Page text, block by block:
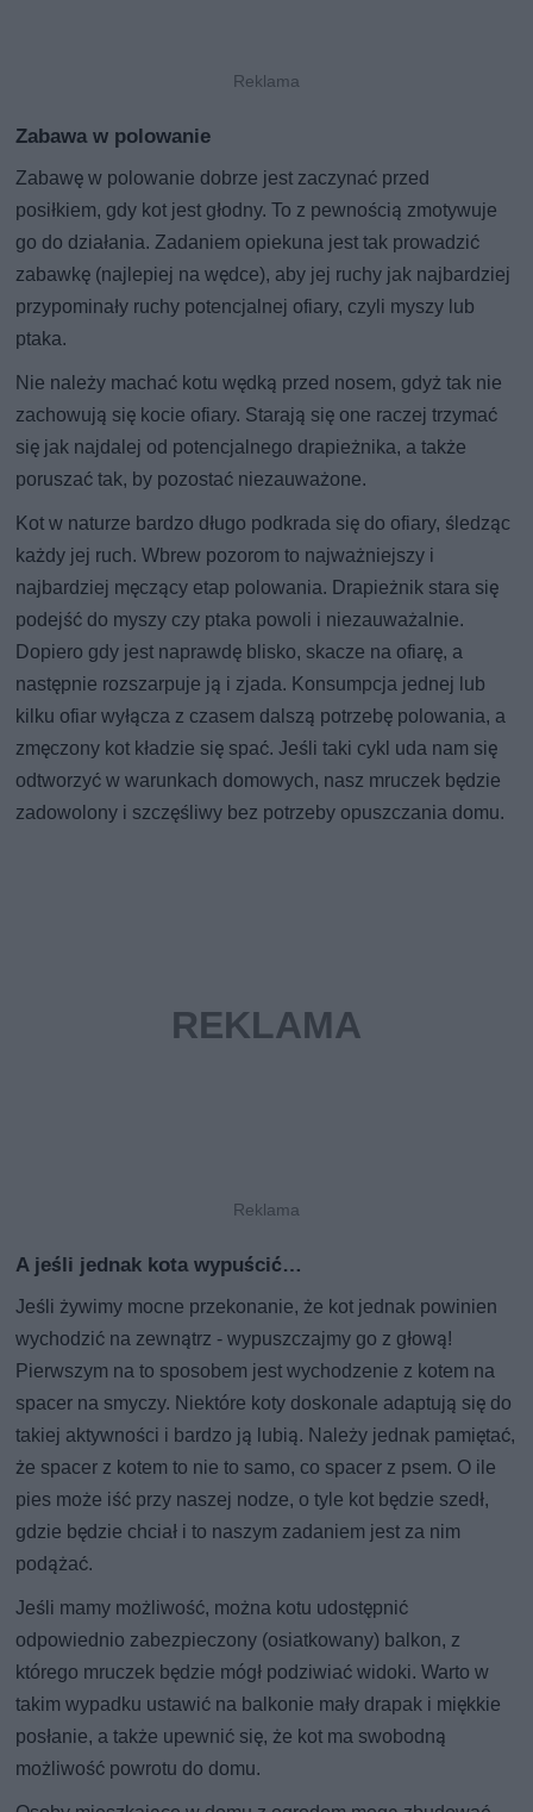
Zabawa w polowanie
Zabawę w polowanie dobrze jest zaczynać przed
posiłkiem, gdy kot jest głodny. To z pewnością zmotywuje
go do działania. Zadaniem opiekuna jest tak prowadzić
zabawkę (najlepiej na wędce), aby jej ruchy jak najbardziej
przypominały ruchy potencjalnej ofiary, czyli myszy lub
ptaka.
Nie należy machać kotu wędką przed nosem, gdyż tak nie
zachowują się kocie ofiary. Starają się one raczej trzymać
się jak najdalej od potencjalnego drapieżnika, a także
poruszać tak, by pozostać niezauważone.
Kot w naturze bardzo długo podkrada się do ofiary, śledząc
każdy jej ruch. Wbrew pozorom to najważniejszy i
najbardziej męczący etap polowania. Drapieżnik stara się
podejść do myszy czy ptaka powoli i niezauważalnie.
Dopiero gdy jest naprawdę blisko, skacze na ofiarę, a
następnie rozszarpuje ją i zjada. Konsumpcja jednej lub
kilku ofiar wyłącza z czasem dalszą potrzebę polowania, a
zmęczony kot kładzie się spać. Jeśli taki cykl uda nam się
odtworzyć w warunkach domowych, nasz mruczek będzie
zadowolony i szczęśliwy bez potrzeby opuszczania domu.
A jeśli jednak kota wypuścić…
Jeśli żywimy mocne przekonanie, że kot jednak powinien
wychodzić na zewnątrz - wypuszczajmy go z głową!
Pierwszym na to sposobem jest wychodzenie z kotem na
spacer na smyczy. Niektóre koty doskonale adaptują się do
takiej aktywności i bardzo ją lubią. Należy jednak pamiętać,
że spacer z kotem to nie to samo, co spacer z psem. O ile
pies może iść przy naszej nodze, o tyle kot będzie szedł,
gdzie będzie chciał i to naszym zadaniem jest za nim
podążać.
Jeśli mamy możliwość, można kotu udostępnić
odpowiednio zabezpieczony (osiatkowany) balkon, z
którego mruczek będzie mógł podziwiać widoki. Warto w
takim wypadku ustawić na balkonie mały drapak i miękkie
posłanie, a także upewnić się, że kot ma swobodną
możliwość powrotu do domu.